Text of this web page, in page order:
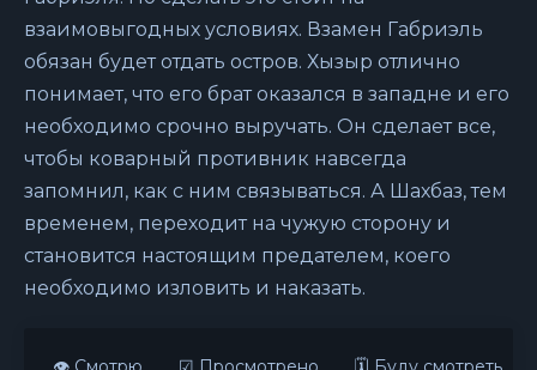
взаимовыгодных условиях. Взамен Габриэль
обязан будет отдать остров. Хызыр отлично
понимает, что его брат оказался в западне и его
необходимо срочно выручать. Он сделает все,
чтобы коварный противник навсегда
запомнил, как с ним связываться. А Шахбаз, тем
временем, переходит на чужую сторону и
становится настоящим предателем, коего
необходимо изловить и наказать.